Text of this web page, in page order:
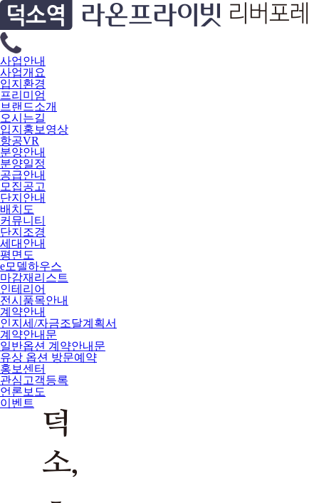
사업안내
사업개요
입지환경
프리미엄
브랜드소개
오시는길
입지홍보영상
항공VR
분양안내
분양일정
공급안내
모집공고
단지안내
배치도
커뮤니티
단지조경
세대안내
평면도
e모델하우스
마감재리스트
인테리어
전시품목안내
계약안내
인지세/자금조달계획서
계약안내문
일반옵션 계약안내문
유상 옵션 방문예약
홍보센터
관심고객등록
언론보도
이벤트